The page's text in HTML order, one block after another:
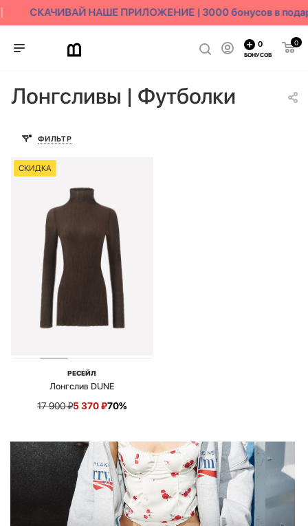
СКАЧИВАЙ НАШЕ ПРИЛОЖЕНИЕ | 3000 бонусов в
0
0
БОНУСОВ
Лонгсливы | Футболки
ФИЛЬТР
СКИДКА
РЕСЕЙЛ
Лонгслив DUNE
17 900₽5 370₽70%